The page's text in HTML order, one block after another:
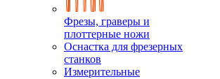
Фрезы, граверы и
плоттерные ножи
Оснастка для фрезерных
станков
Измерительные